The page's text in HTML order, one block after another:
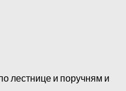
лестнице и поручням и